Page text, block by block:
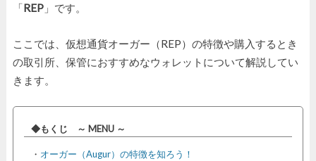
「REP」です。
ここでは、仮想通貨オーガー（REP）の特徴や購入するとき
の取引所、保管におすすめなウォレットについて解説してい
きます。
◆もくじ ～ MENU ～
・ オーガー（Augur）の特徴を知ろう！